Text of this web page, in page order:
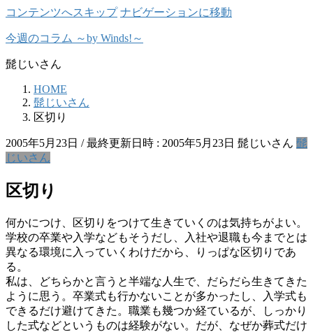
コンテンツへスキップ ナビゲーションに移動
今週のコラム ～by Winds!～
髭じいさん
HOME
髭じいさん
区切り
2005年5月23日 / 最終更新日時 : 2005年5月23日 髭じいさん 髭
じいさん
区切り
何かにつけ、区切りをつけて生きていくのは気持ちがよい。
学校の卒業や入学などもそうだし、入社や退職も今までとは
異なる環境に入っていくわけだから、りっぱな区切りであ
る。
私は、どちらかと言うと半端な人生で、だらだら生きてきた
ように思う。卒業式も行かないことが多かったし、入学式も
できるだけ避けてきた。職業も幾つか経ているが、しっかり
した式などというものは経験がない。だが、なぜか葬式だけ